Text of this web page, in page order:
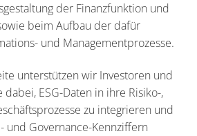
der Finanzfunktion und
beim Aufbau der dafür
und Managementprozesse.
unterstützen wir Investoren und
ESG-Daten in ihre Risiko-,
zu integrieren und
und Governance-Kennziffern